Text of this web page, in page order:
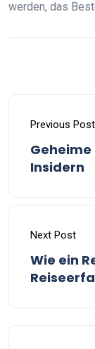
werden, das
Previous Post
Insidern
Next Post
Wie ein